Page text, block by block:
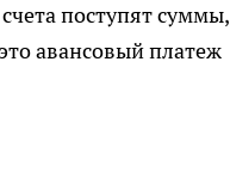
поступят суммы,
авансовый платеж